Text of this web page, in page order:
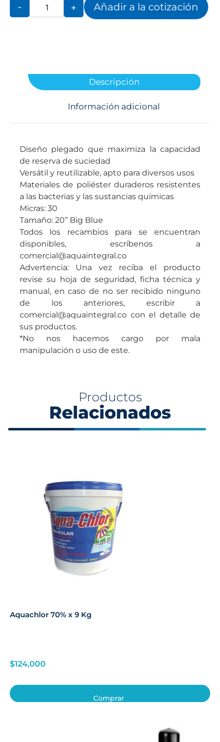
- + Añadir a la cotización
Descripción
Información adicional
Diseño plegado que maximiza la capacidad
de reserva de suciedad
Versátil y reutilizable, apto para diversos usos
Materiales de poliéster duraderos resistentes
a las bacterias y las sustancias químicas
Micras: 30
Tamaño: 20” Big Blue
Todos los recambios para se encuentran
disponibles, escríbenos a
comercial@aquaintegral.co
Advertencia: Una vez reciba el producto
revise su hoja de seguridad, ficha técnica y
manual, en caso de no ser recibido ninguno
de los anteriores, escribir a
comercial@aquaintegral.co con el detalle de
sus productos.
*No nos hacemos cargo por mala
manipulación o uso de este.
Productos
Relacionados
Aquachlor 70% x 9 Kg
$124,000
Comprar